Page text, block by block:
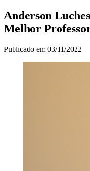
Anderson
Melhor
Publicado em 03/11/2022